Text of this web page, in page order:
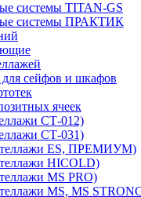
системы TITAN-GS
системы ПРАКТИК
сейфов и шкафов
ячеек
СТ-012)
СТ-031)
ES, ПРЕМИУМ)
HICOLD)
MS PRO)
MS, MS